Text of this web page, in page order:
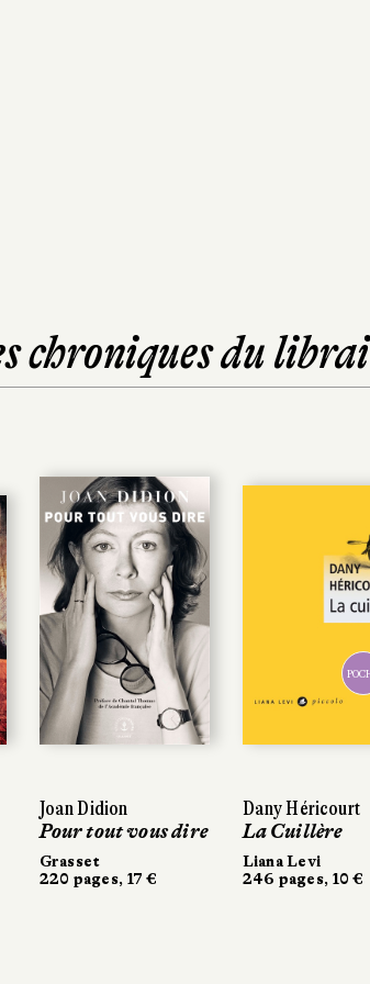
chroniques du
Joan Didion
Pour tout vous dire
Grasset
220 pages, 17 €
Dany Héricourt
La Cuillère
Liana Levi
246 pages, 10 €